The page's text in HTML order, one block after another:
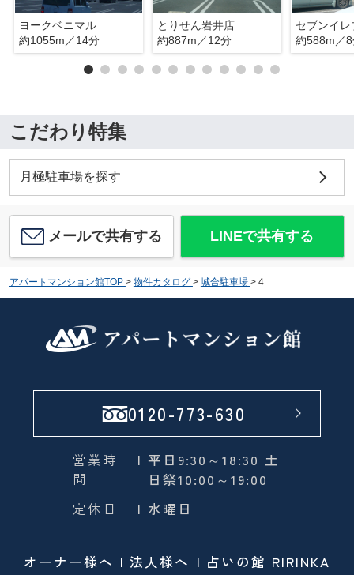
ヨークベニマル
約1055m／14分
とりせん岩井店
約887m／12分
約588m／
こだわり特集
月極駐車場を探す
メールで共有する LINEで共有する
アパートマンション館TOP > 物件カタログ > 城合駐車場 > 4
0120-773-630
営業時
間
| 平日9:30～18:30 土
日祭10:00～19:00
定休日
| 水曜日
オーナー様へ 法人様へ 占いの館 RIRINKA